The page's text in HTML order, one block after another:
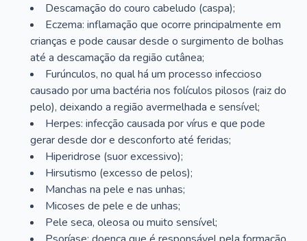
Descamação do couro cabeludo (caspa);
Eczema: inflamação que ocorre principalmente em
crianças e pode causar desde o surgimento de bolhas
até a descamação da região cutânea;
Furúnculos, no qual há um processo infeccioso
causado por uma bactéria nos folículos pilosos (raiz do
pelo), deixando a região avermelhada e sensível;
Herpes: infecção causada por vírus e que pode
gerar desde dor e desconforto até feridas;
Hiperidrose (suor excessivo);
Hirsutismo (excesso de pelos);
Manchas na pele e nas unhas;
Micoses de pele e de unhas;
Pele seca, oleosa ou muito sensível;